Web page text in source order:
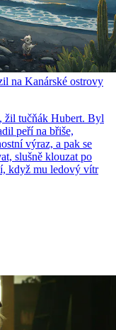
na Kanárské ostrovy
žil tučňák Hubert. Byl
peří na břiše,
výraz, a pak se
slušně klouzat po
když mu ledový vítr